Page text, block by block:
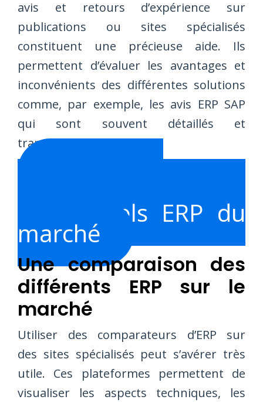
avis et retours d’expérience sur
publications ou sites spécialisés
constituent une précieuse aide. Ils
permettent d’évaluer les avantages et
inconvénients des différentes solutions
comme, par exemple, les avis ERP SAP
qui sont souvent détaillés et
transparents.
les logiciels ERP du
marché
Une comparaison des
différents ERP sur le
marché
Utiliser des comparateurs d’ERP sur
des sites spécialisés peut s’avérer très
utile. Ces plateformes permettent de
visualiser les aspects techniques, les